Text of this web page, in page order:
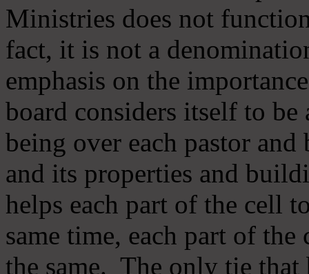
Ministries does not
fact, it is not a
emphasis on the
board considers itself to be
being over each pastor
and its properties and
helps each part of the cell
same time, each part of
the same. The only tie that